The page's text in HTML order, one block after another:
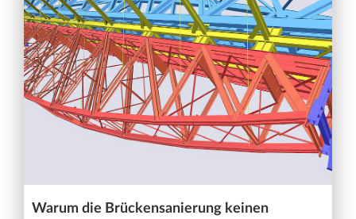
Warum die Brückensanierung keinen